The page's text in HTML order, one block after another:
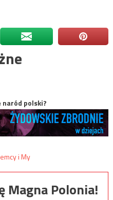
naród polski?
Magna Polonia!